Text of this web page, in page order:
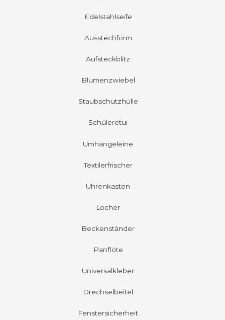
Edelstahlseife
Ausstechform
Aufsteckblitz
Blumenzwiebel
Staubschutzhülle
Schüleretui
Umhängeleine
Textilerfrischer
Uhrenkasten
Locher
Beckenständer
Panflöte
Universalkleber
Drechselbeitel
Fenstersicherheit